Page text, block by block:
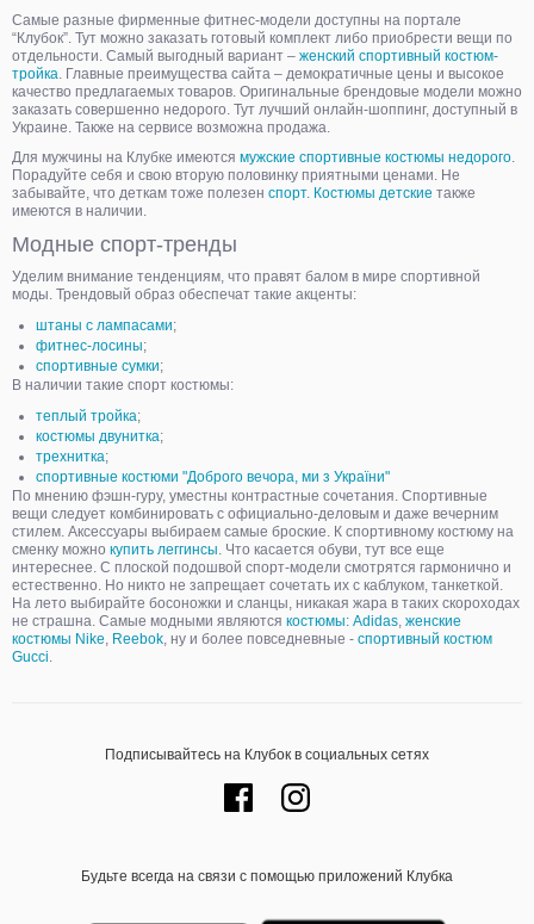
Самые разные фирменные фитнес-модели доступны на портале
“Клубок”. Тут можно заказать готовый комплект либо приобрести вещи по
отдельности. Самый выгодный вариант – женский спортивный костюм-
тройка. Главные преимущества сайта – демократичные цены и высокое
качество предлагаемых товаров. Оригинальные брендовые модели можно
заказать совершенно недорого. Тут лучший онлайн-шоппинг, доступный в
Украине. Также на сервисе возможна продажа.
Для мужчины на Клубке имеются мужские спортивные костюмы недорого.
Порадуйте себя и свою вторую половинку приятными ценами. Не
забывайте, что деткам тоже полезен спорт. Костюмы детские также
имеются в наличии.
Модные спорт-тренды
Уделим внимание тенденциям, что правят балом в мире спортивной
моды. Трендовый образ обеспечат такие акценты:
штаны с лампасами;
фитнес-лосины;
спортивные сумки;
В наличии такие спорт костюмы:
теплый тройка;
костюмы двунитка;
трехнитка;
спортивные костюми "Доброго вечора, ми з України"
По мнению фэшн-гуру, уместны контрастные сочетания. Спортивные
вещи следует комбинировать с официально-деловым и даже вечерним
стилем. Аксессуары выбираем самые броские. К спортивному костюму на
сменку можно купить леггинсы. Что касается обуви, тут все еще
интереснее. С плоской подошвой спорт-модели смотрятся гармонично и
естественно. Но никто не запрещает сочетать их с каблуком, танкеткой.
На лето выбирайте босоножки и сланцы, никакая жара в таких скороходах
не страшна. Самые модными являются костюмы: Adidas, женские
костюмы Nike, Reebok, ну и более повседневные - спортивный костюм
Gucci.
Подписывайтесь на Клубок в социальных сетях
Будьте всегда на связи с помощью приложений Клубка